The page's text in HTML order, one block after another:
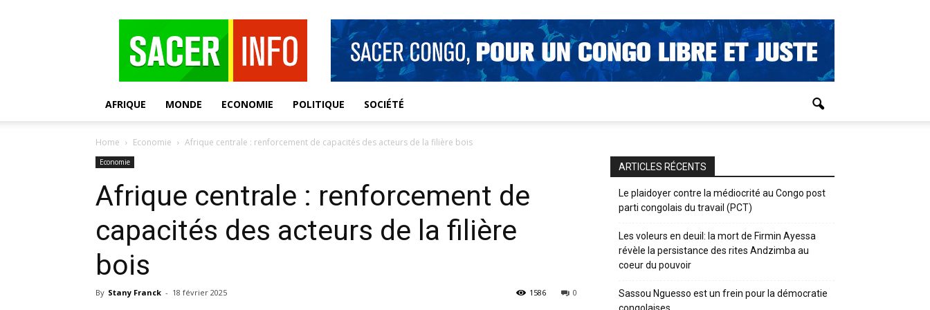
AFRIQUE MONDE ECONOMIE POLITIQUE SOCIÉTÉ
Home Economie Afrique centrale : renforcement de capacités des acteurs de la filière bois
Economie
Afrique centrale : renforcement de
capacités des acteurs de la filière
bois
By Stany Franck - 18 février 2025 0
1586
ARTICLES RÉCENTS
Le plaidoyer contre la médiocrité au Congo post
parti congolais du travail (PCT)
Les voleurs en deuil: la mort de Firmin Ayessa
révèle la persistance des rites Andzimba au
coeur du pouvoir
Sassou Nguesso est un frein pour la démocratie